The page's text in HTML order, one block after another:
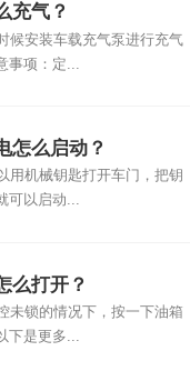
充气？
候安装车载充气泵进行充气
事项：定...
怎么启动？
用机械钥匙打开车门，把钥
可以启动...
么打开？
未锁的情况下，按一下油箱
下是更多...